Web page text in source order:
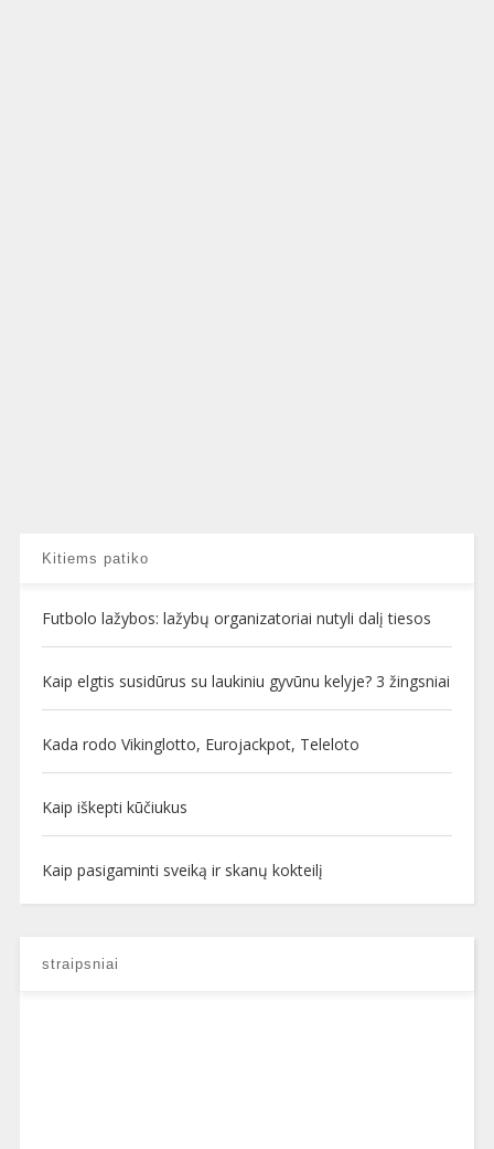
Kitiems patiko
Futbolo lažybos: lažybų organizatoriai nutyli dalį tiesos
Kaip elgtis susidūrus su laukiniu gyvūnu kelyje? 3 žingsniai
Kada rodo Vikinglotto, Eurojackpot, Teleloto
Kaip iškepti kūčiukus
Kaip pasigaminti sveiką ir skanų kokteilį
straipsniai